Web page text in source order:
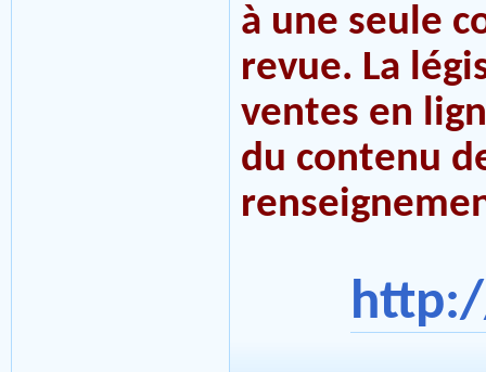
à une seule
revue. La
ventes en
du contenu